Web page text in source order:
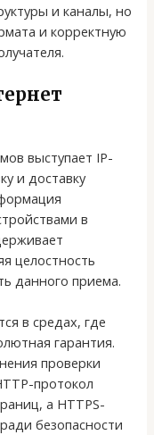
и каналы, но
и корректную
выступает IP-
и доставку
в
целостность
данного приема.
в средах, где
гарантия.
проверки
протокол
а HTTPS-
безопасности